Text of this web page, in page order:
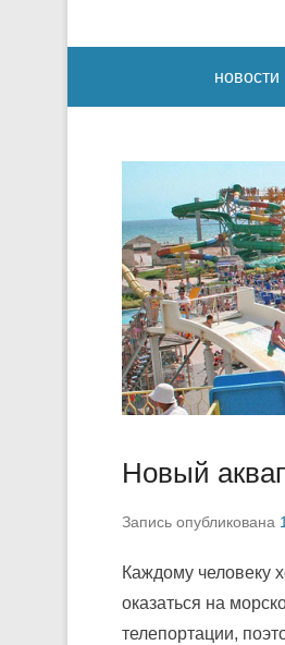
новости
Новый
Запись опубликована
Каждому человеку
оказаться на
телепортации,